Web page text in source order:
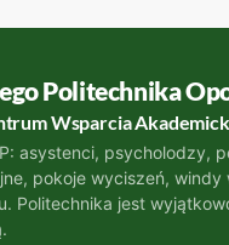
Politechnika
Wsparcia
asystenci, psycholodzy,
pokoje wyciszeń, windy
Politechnika jest